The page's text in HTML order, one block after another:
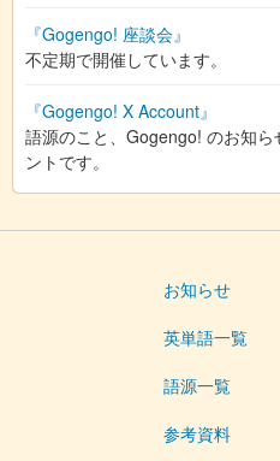
『Gogengo! 座談会』
不定期で開催しています。
『Gogengo! X Account』
語源のこと、Gogengo! のお知
ントです。
お知らせ
英単語一覧
語源一覧
参考資料